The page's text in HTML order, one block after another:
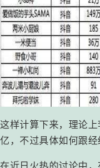
这样计算下来，理论
亿，不过具体如何跟经
在近日火热的讨论中